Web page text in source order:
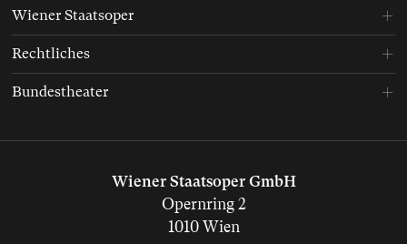
Wiener Staatsoper GmbH
Opernring 2
1010 Wien
Wiener Staatsoper
Rechtliches
Bundestheater